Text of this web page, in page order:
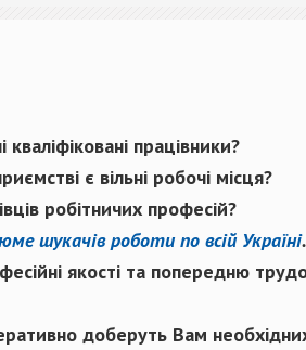
кваліфіковані працівники?
є вільні робочі місця?
робітничих професій?
шукачів роботи по всій Україні.
якості та попередню
доберуть Вам